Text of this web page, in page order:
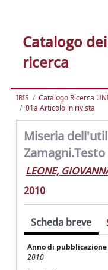
Catalogo
ricerca
IRIS Catalogo Ricerca
01a Articolo in rivista
Miseria
LEONE,
2010
Scheda breve
Anno di pubblicazione
2010